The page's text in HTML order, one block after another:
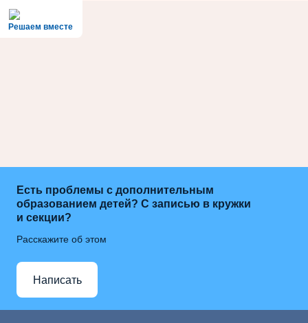
Решаем вместе
Есть проблемы с дополнительным
образованием детей? С записью в кружки
и секции?
Расскажите об этом
Написать